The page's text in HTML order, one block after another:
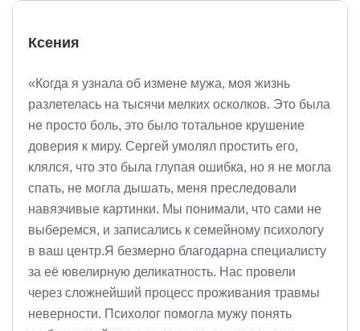
Ксения
«Когда я узнала об измене мужа, моя жизнь
разлетелась на тысячи мелких осколков. Это была
не просто боль, это было тотальное крушение
доверия к миру. Сергей умолял простить его,
клялся, что это была глупая ошибка, но я не могла
спать, не могла дышать, меня преследовали
навязчивые картинки. Мы понимали, что сами не
выберемся, и записались к семейному психологу
в ваш центр.Я безмерно благодарна специалисту
за её ювелирную деликатность. Нас провели
через сложнейший процесс проживания травмы
неверности. Психолог помогла мужу понять